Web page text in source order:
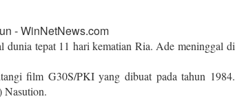
tepat 11 hari kematian Ria. Ade meninggal di
film G30S/PKI yang dibuat pada tahun 1984.
Nasution.